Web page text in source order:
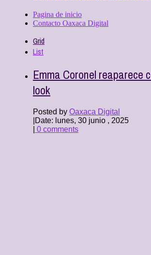
Pagina de inicio
Contacto Oaxaca Digital
Grid
List
Emma Coronel reaparece
look
Posted by Oaxaca Digital
Date: lunes, 30 junio , 2025
0 comments